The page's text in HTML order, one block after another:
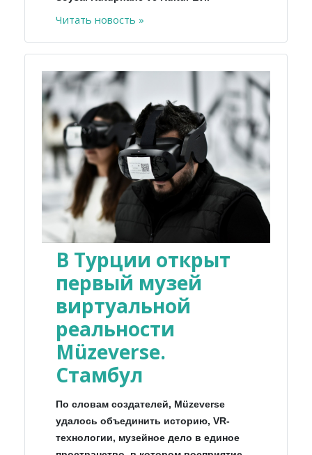
Читать новость »
В Турции открыт
первый музей
виртуальной
реальности
Müzeverse.
Стамбул
По словам создателей, Müzeverse
удалось объединить историю, VR-
технологии, музейное дело в единое